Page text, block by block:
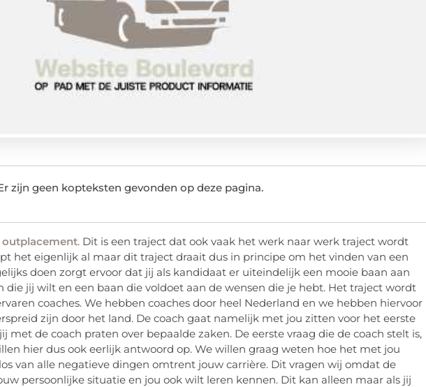
zijn geen kopteksten gevonden op deze pagina.
outplacement. Dit is een traject dat ook vaak het werk naar werk traject wordt
het eigenlijk al maar dit traject draait dus in principe om het vinden van een
doen zorgt ervoor dat jij als kandidaat er uiteindelijk een mooie baan aan
die jij wilt en een baan die voldoet aan de wensen die je hebt. Het traject wordt
coaches. We hebben coaches door heel Nederland en we hebben hiervoor
zijn door het land. De coach gaat namelijk met jou zitten voor het eerste
met de coach praten over bepaalde zaken. De eerste vraag die de coach stelt is,
hier dus ook eerlijk antwoord op. We willen graag weten hoe het met jou
van alle negatieve dingen omtrent jouw carrière. Dit vragen wij omdat de
persoonlijke situatie en jou ook wilt leren kennen. Dit kan alleen maar als jij